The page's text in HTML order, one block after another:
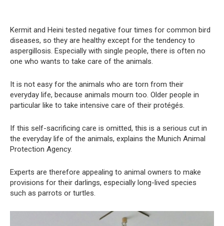
Kermit and Heini tested negative four times for common bird
diseases, so they are healthy except for the tendency to
aspergillosis. Especially with single people, there is often no
one who wants to take care of the animals.
It is not easy for the animals who are torn from their
everyday life, because animals mourn too. Older people in
particular like to take intensive care of their protégés.
If this self-sacrificing care is omitted, this is a serious cut in
the everyday life of the animals, explains the Munich Animal
Protection Agency.
Experts are therefore appealing to animal owners to make
provisions for their darlings, especially long-lived species
such as parrots or turtles.